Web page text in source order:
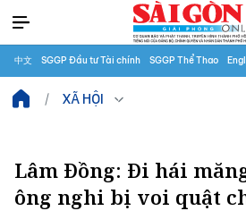
中文 SGGP Đầu tư Tài chính SGGP Thể Thao
XÃ HỘI
Lâm Đồng: Đi hái
ông nghi bị voi quật